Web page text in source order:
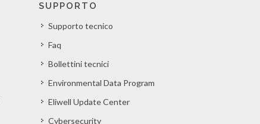
SUPPORTO
Supporto tecnico
Faq
Bollettini tecnici
Environmental Data Program
Eliwell Update Center
Cybersecurity